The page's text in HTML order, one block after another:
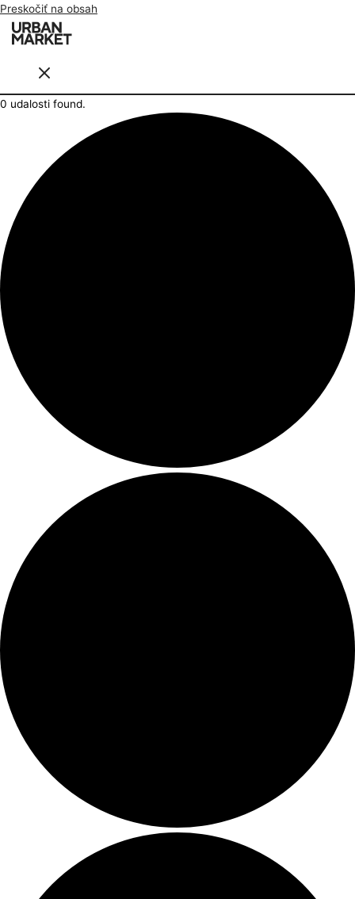
Preskočiť na obsah
0 udalosti found.